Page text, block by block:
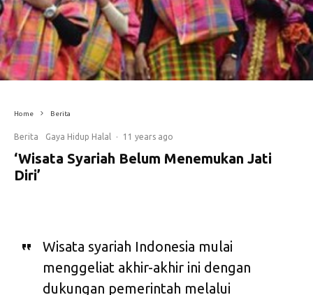
Home Berita
Berita Gaya Hidup Halal · 11 years ago
‘Wisata Syariah Belum Menemukan Jati
Diri’
Wisata syariah Indonesia mulai
menggeliat akhir-akhir ini dengan
dukungan pemerintah melalui